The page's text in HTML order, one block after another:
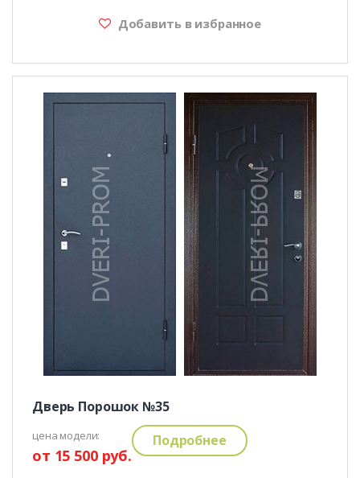
Добавить в избранное
Дверь Порошок №35
цена модели:
от 15 500 руб.
Подробнее